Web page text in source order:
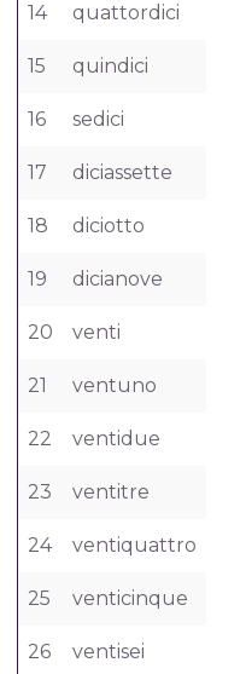
14 quattordici
15 quindici
16 sedici
17 diciassette
18 diciotto
19 dicianove
20 venti
21 ventuno
22 ventidue
23 ventitre
24 ventiquattro
25 venticinque
26 ventisei